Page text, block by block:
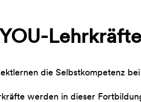
YOU-
die Selbstkompetenz
werden in dieser